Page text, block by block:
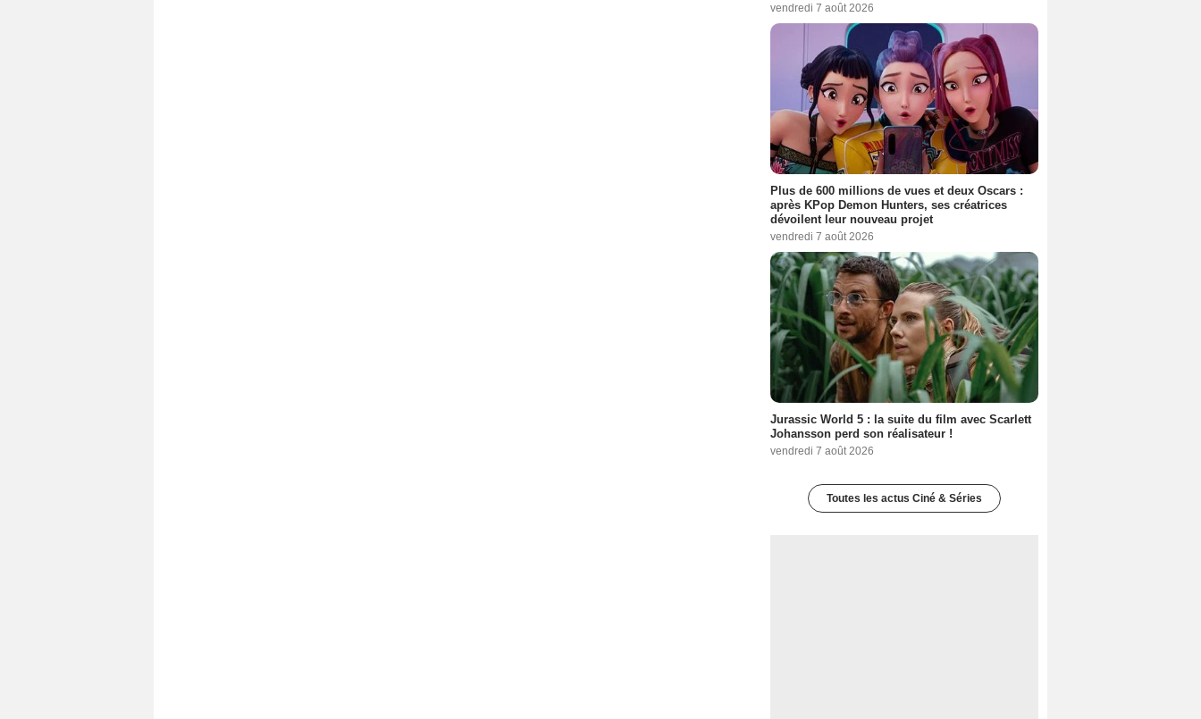
vendredi 7 août 2026
Plus de 600 millions de vues et deux Oscars :
après KPop Demon Hunters, ses créatrices
dévoilent leur nouveau projet
vendredi 7 août 2026
Jurassic World 5 : la suite du film avec Scarlett
Johansson perd son réalisateur !
vendredi 7 août 2026
Toutes les actus Ciné & Séries